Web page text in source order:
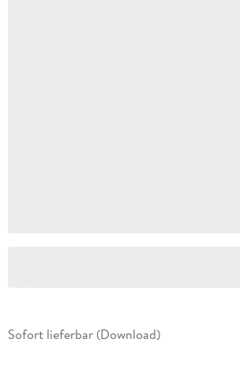
Sofort lieferbar (Download)